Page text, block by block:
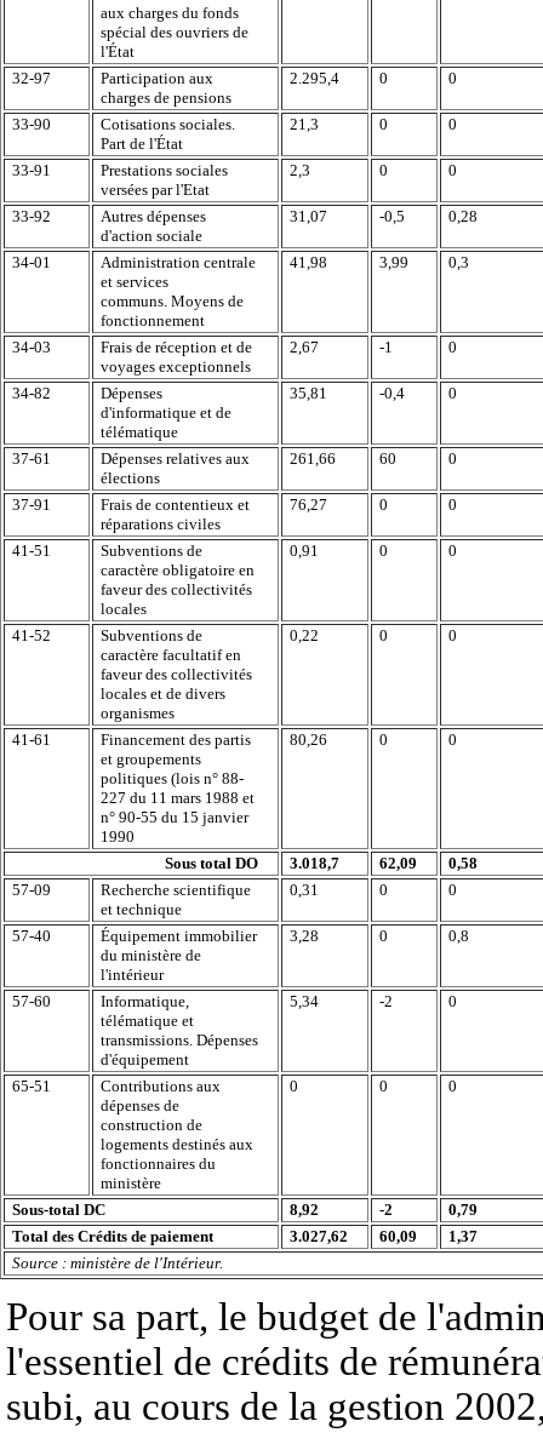
aux charges du fonds
spécial des ouvriers de
l'État
32-97
Participation aux
charges de pensions
2.295,4 0 0
33-90
Cotisations sociales.
Part de l'État
21,3 0 0
33-91
Prestations sociales
versées par l'Etat
2,3 0 0
33-92
Autres dépenses
d'action sociale
31,07 -0,5 0,28
34-01
Administration centrale
et services
communs. Moyens de
fonctionnement
41,98 3,99 0,3
34-03
Frais de réception et de
voyages exceptionnels
2,67 -1 0
34-82
Dépenses
d'informatique et de
télématique
35,81 -0,4 0
37-61
Dépenses relatives aux
élections
261,66 60 0
37-91
Frais de contentieux et
réparations civiles
76,27 0 0
41-51
Subventions de
caractère obligatoire en
faveur des collectivités
locales
0,91 0 0
41-52
Subventions de
caractère facultatif en
faveur des collectivités
locales et de divers
organismes
0,22 0 0
41-61
Financement des partis
et groupements
politiques (lois n° 88-
227 du 11 mars 1988 et
n° 90-55 du 15 janvier
1990
80,26 0 0
Sous total DO 3.018,7 62,09
0,58
57-09
Recherche scientifique
et technique
0,31 0 0
57-40
Équipement immobilier
du ministère de
l'intérieur
3,28 0 0,8
57-60
Informatique,
télématique et
transmissions. Dépenses
d'équipement
5,34 -2 0
65-51
Contributions aux
dépenses de
construction de
logements destinés aux
fonctionnaires du
ministère
0 0 0
Sous-total DC 8,92 -2
0,79
Total des Crédits de paiement
3.027,62 60,09
1,37
Source : ministère de l'Intérieur.
Pour sa part, le budget de
l'essentiel de crédits de
subi, au cours de la gestion